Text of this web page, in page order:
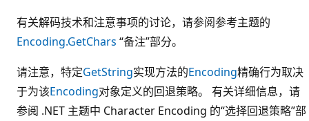
有关解码技术和注意事项的讨论，请参阅参考主题的
Encoding.GetChars “备注”部分。
请注意，特定GetString实现方法的Encoding精确行为取决
于为该Encoding对象定义的回退策略。 有关详细信息，请
参阅 .NET 主题中 Character Encoding 的“选择回退策略”部